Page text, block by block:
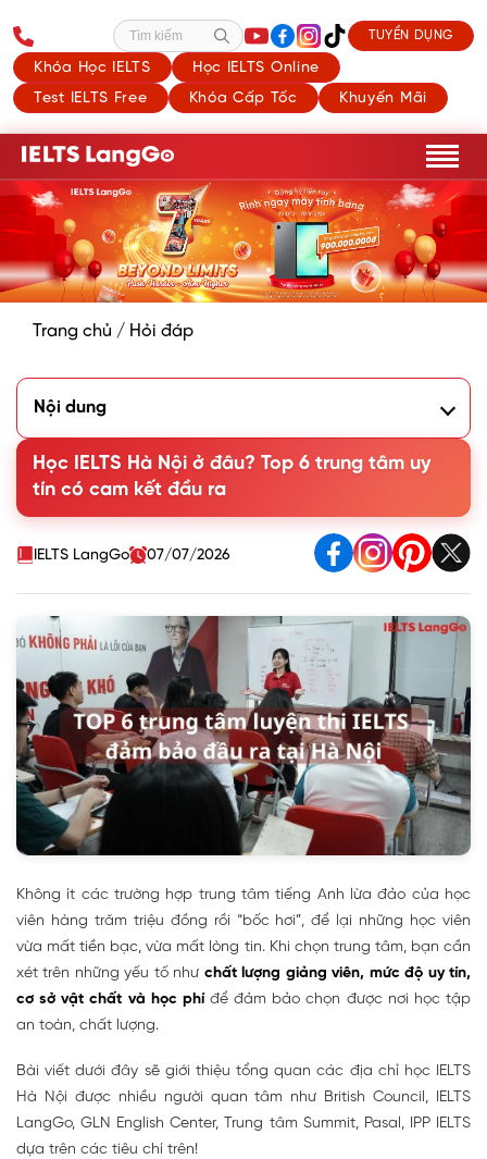
Khóa Học IELTS
Học IELTS Online
Test IELTS Free
Khóa Cấp Tốc Khuyến Mãi
Tìm kiếm TUYỂN DỤNG
Trang chủ / Hỏi đáp
Nội dung
2. Hệ thống luyện thi IELTS LangGo
3. GLN English Center
4. Trung tâm Summit
5. Trung tâm IPP IELTS
7. Câu hỏi thường gặp về học IELTS Hà Nội
Học IELTS Hà Nội ở đâu? Top 6 trung tâm uy
tín có cam kết đầu ra
IELTS LangGo 07/07/2026
Không ít các trường hợp trung tâm tiếng Anh lừa đảo của học
viên hàng trăm triệu đồng rồi “bốc hơi”, để lại những học viên
vừa mất tiền bạc, vừa mất lòng tin. Khi chọn trung tâm, bạn cần
xét trên những yếu tố như chất lượng giảng viên, mức độ uy tín,
cơ sở vật chất và học phíđể đảm bảo chọn được nơi học tập
an toàn, chất lượng.
Bài viết dưới đây sẽ giới thiệu tổng quan các địa chỉ học IELTS
Hà Nội được nhiều người quan tâm như British Council, IELTS
LangGo, GLN English Center, Trung tâm Summit, Pasal, IPP IELTS
dựa trên các tiêu chí trên!